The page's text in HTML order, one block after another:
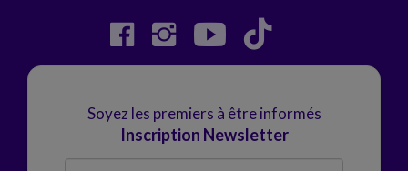
Soyez les premiers à être informés
Inscription Newsletter